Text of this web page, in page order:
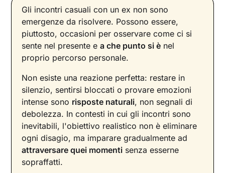
Gli incontri casuali con un ex non sono
emergenze da risolvere. Possono essere,
piuttosto, occasioni per osservare come ci si
sente nel presente ea che punto si è nel
proprio percorso personale.
Non esiste una reazione perfetta: restare in
silenzio, sentirsi bloccati o provare emozioni
intense sono risposte naturali, non segnali di
debolezza. In contesti in cui gli incontri sono
inevitabili, l'obiettivo realistico non è eliminare
ogni disagio, ma imparare gradualmente ad
attraversare quei momenti senza esserne
sopraffatti.